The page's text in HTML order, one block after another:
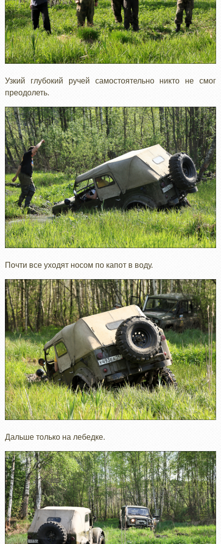
Узкий глубокий ручей самостоятельно никто не смог
преодолеть.
Почти все уходят носом по капот в воду.
Дальше только на лебедке.